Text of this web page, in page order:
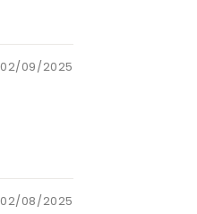
02/09/2025
02/08/2025